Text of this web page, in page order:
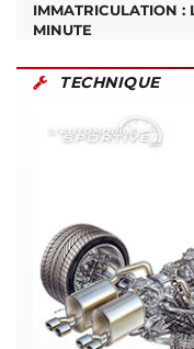
IMMATRICULATION :
MINUTE
TECHNIQUE